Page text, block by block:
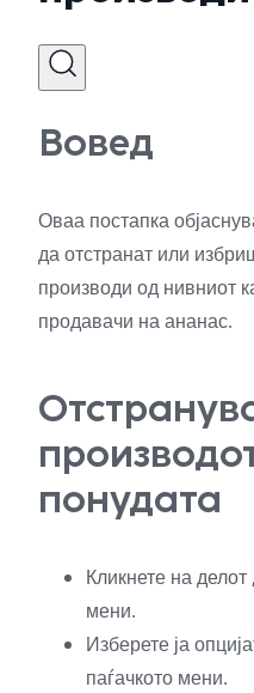
Вовед
Оваа постапка
да отстранат или
производи од нивниот
продавачи на ананас.
понудата
Кликнете на делот
мени.
Изберете ја
паѓачкото мени.